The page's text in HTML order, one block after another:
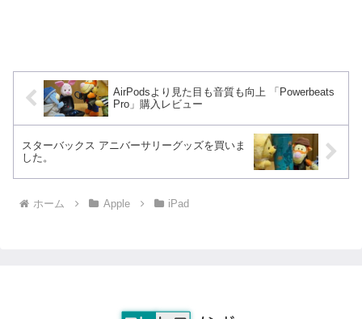
AirPodsより見た目も音質も向上 「Powerbeats
Pro」購入レビュー
スターバックス アニバーサリーグッズを買いま
した。
ホーム Apple iPad